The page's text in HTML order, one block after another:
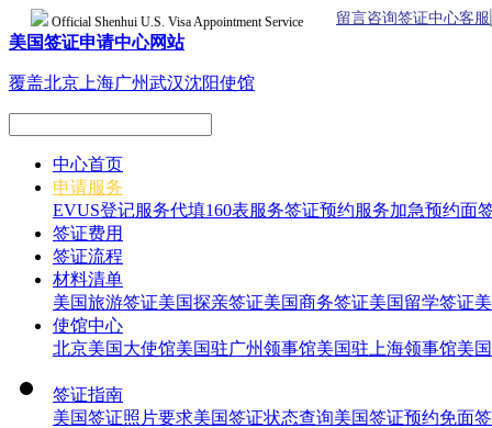
Official Shenhui U.S. Visa Appointment Service 留言咨询签证中心客服
美国签证申请中心网站
覆盖北京上海广州武汉沈阳使馆
中心首页
申请服务
EVUS登记服务代填160表服务签证预约服务加急预约面
签证费用
签证流程
材料清单
美国旅游签证美国探亲签证美国商务签证美国留学签证
使馆中心
北京美国大使馆美国驻广州领事馆美国驻上海领事馆美
签证指南
美国签证照片要求美国签证状态查询美国签证预约免面